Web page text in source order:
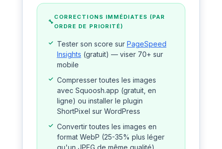
CORRECTIONS IMMÉDIATES (PAR
ORDRE DE PRIORITÉ)
Tester son score sur PageSpeed
Insights (gratuit) — viser 70+ sur
mobile
Compresser toutes les images
avec Squoosh.app (gratuit, en
ligne) ou installer le plugin
ShortPixel sur WordPress
Convertir toutes les images en
format WebP (25-35% plus léger
qu'un JPEG de même qualité)